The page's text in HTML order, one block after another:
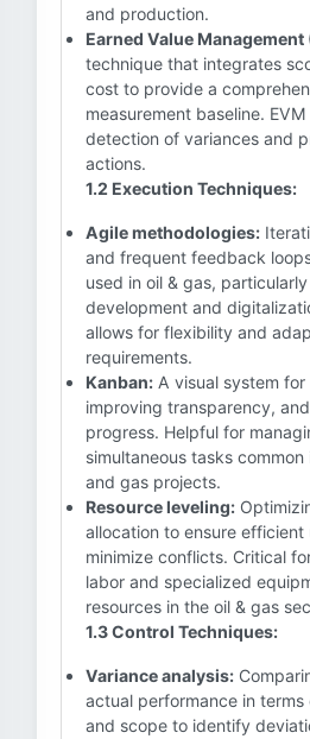
and production.
Earned Value Management
technique that integrates
cost to provide a
measurement baseline.
detection of variances and
actions.
1.2 Execution Techniques:
Agile methodologies:
and frequent feedback
used in oil & gas,
development and
allows for flexibility and
requirements.
Kanban: A visual system
improving transparency,
progress. Helpful for
simultaneous tasks
and gas projects.
Resource leveling:
allocation to ensure efficient
minimize conflicts. Critical
labor and specialized
resources in the oil & gas
1.3 Control Techniques:
Variance analysis:
actual performance in terms
and scope to identify